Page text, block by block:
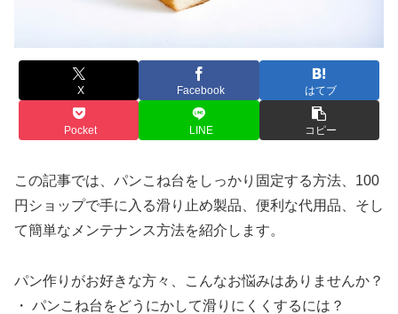
X Facebook はてブ
Pocket LINE コピー
この記事では、パンこね台をしっかり固定する方法、100
円ショップで手に入る滑り止め製品、便利な代用品、そし
て簡単なメンテナンス方法を紹介します。
パン作りがお好きな方々、こんなお悩みはありませんか？
・ パンこね台をどうにかして滑りにくくするには？